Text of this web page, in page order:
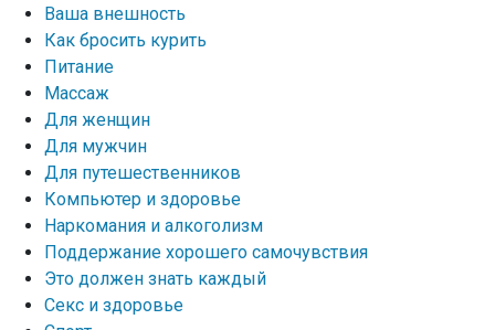
Ваша внешность
Как бросить курить
Питание
Массаж
Для женщин
Для мужчин
Для путешественников
Компьютер и здоровье
Наркомания и алкоголизм
Поддержание хорошего самочувствия
Это должен знать каждый
Секс и здоровье